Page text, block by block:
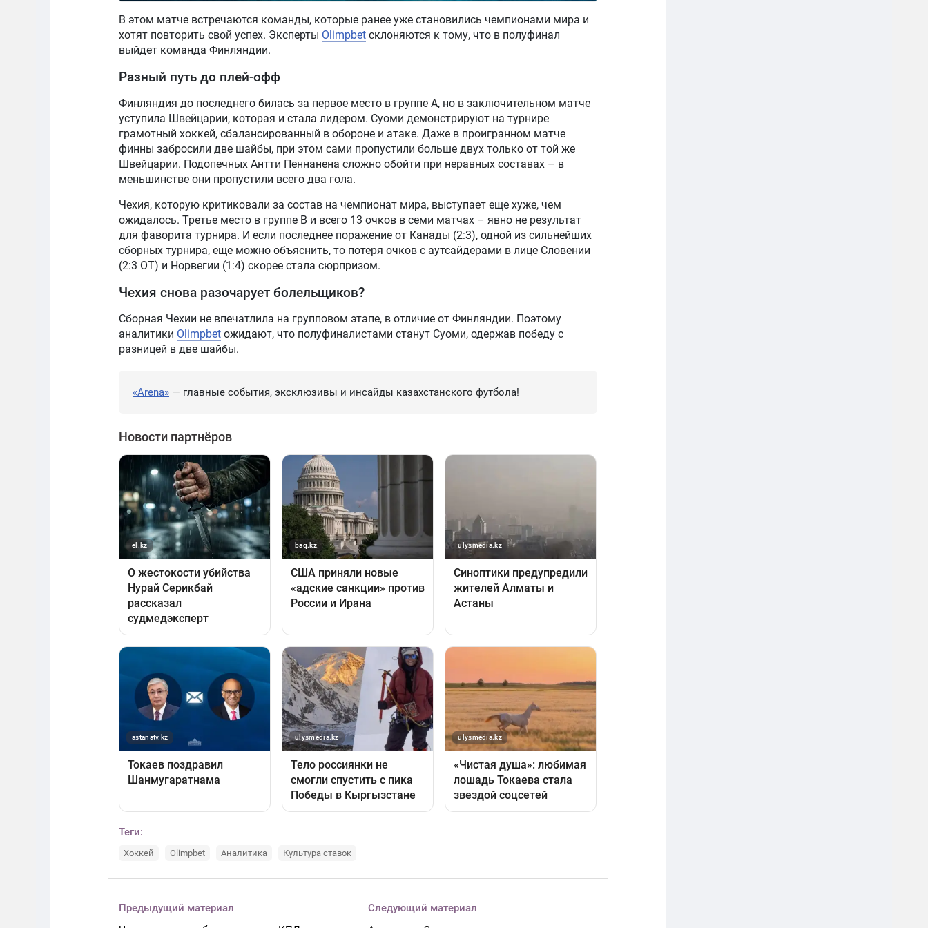
В этом матче встречаются команды, которые ранее уже становились чемпионами мира и
хотят повторить свой успех. Эксперты Olimpbet склоняются к тому, что в полуфинал
выйдет команда Финляндии.
Разный путь до плей-офф
Финляндия до последнего билась за первое место в группе А, но в заключительном матче
уступила Швейцарии, которая и стала лидером. Суоми демонстрируют на турнире
грамотный хоккей, сбалансированный в обороне и атаке. Даже в проигранном матче
финны забросили две шайбы, при этом сами пропустили больше двух только от той же
Швейцарии. Подопечных Антти Пеннанена сложно обойти при неравных составах – в
меньшинстве они пропустили всего два гола.
Чехия, которую критиковали за состав на чемпионат мира, выступает еще хуже, чем
ожидалось. Третье место в группе В и всего 13 очков в семи матчах – явно не результат
для фаворита турнира. И если последнее поражение от Канады (2:3), одной из сильнейших
сборных турнира, еще можно объяснить, то потеря очков с аутсайдерами в лице Словении
(2:3 ОТ) и Норвегии (1:4) скорее стала сюрпризом.
Чехия снова разочарует болельщиков?
Сборная Чехии не впечатлила на групповом этапе, в отличие от Финляндии. Поэтому
аналитики Olimpbet ожидают, что полуфиналистами станут Суоми, одержав победу с
разницей в две шайбы.
«Arena» — главные события, эксклюзивы и инсайды казахстанского футбола!
Теги:
Хоккей Olimpbet Аналитика Культура ставок
Предыдущий материал
Следующий материал